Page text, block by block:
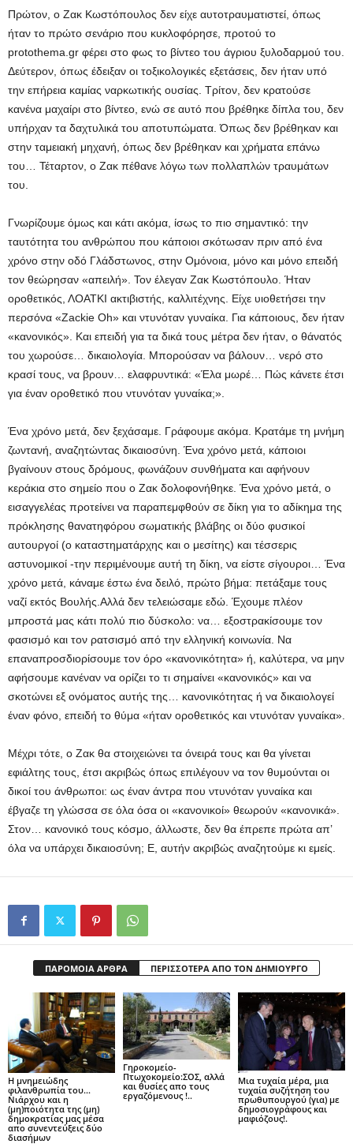
Πρώτον, ο Ζακ Κωστόπουλος δεν είχε αυτοτραυματιστεί, όπως
ήταν το πρώτο σενάριο που κυκλοφόρησε, προτού το
protothema.gr φέρει στο φως το βίντεο του άγριου ξυλοδαρμού του.
Δεύτερον, όπως έδειξαν οι τοξικολογικές εξετάσεις, δεν ήταν υπό
την επήρεια καμίας ναρκωτικής ουσίας. Τρίτον, δεν κρατούσε
κανένα μαχαίρι στο βίντεο, ενώ σε αυτό που βρέθηκε δίπλα του, δεν
υπήρχαν τα δαχτυλικά του αποτυπώματα. Όπως δεν βρέθηκαν και
στην ταμειακή μηχανή, όπως δεν βρέθηκαν και χρήματα επάνω
του… Τέταρτον, ο Ζακ πέθανε λόγω των πολλαπλών τραυμάτων
του.
Γνωρίζουμε όμως και κάτι ακόμα, ίσως το πιο σημαντικό: την
ταυτότητα του ανθρώπου που κάποιοι σκότωσαν πριν από ένα
χρόνο στην οδό Γλάδστωνος, στην Ομόνοια, μόνο και μόνο επειδή
τον θεώρησαν «απειλή». Τον έλεγαν Ζακ Κωστόπουλο. Ήταν
οροθετικός, ΛΟΑΤΚΙ ακτιβιστής, καλλιτέχνης. Είχε υιοθετήσει την
περσόνα «Zackie Oh» και ντυνόταν γυναίκα. Για κάποιους, δεν ήταν
«κανονικός». Και επειδή για τα δικά τους μέτρα δεν ήταν, ο θάνατός
του χωρούσε… δικαιολογία. Μπορούσαν να βάλουν… νερό στο
κρασί τους, να βρουν… ελαφρυντικά: «Έλα μωρέ… Πώς κάνετε έτσι
για έναν οροθετικό που ντυνόταν γυναίκα;».
Ένα χρόνο μετά, δεν ξεχάσαμε. Γράφουμε ακόμα. Κρατάμε τη μνήμη
ζωντανή, αναζητώντας δικαιοσύνη. Ένα χρόνο μετά, κάποιοι
βγαίνουν στους δρόμους, φωνάζουν συνθήματα και αφήνουν
κεράκια στο σημείο που ο Ζακ δολοφονήθηκε. Ένα χρόνο μετά, ο
εισαγγελέας προτείνει να παραπεμφθούν σε δίκη για το αδίκημα της
πρόκλησης θανατηφόρου σωματικής βλάβης οι δύο φυσικοί
αυτουργοί (ο καταστηματάρχης και ο μεσίτης) και τέσσερις
αστυνομικοί -την περιμένουμε αυτή τη δίκη, να είστε σίγουροι… Ένα
χρόνο μετά, κάναμε έστω ένα δειλό, πρώτο βήμα: πετάξαμε τους
ναζί εκτός Βουλής.Αλλά δεν τελειώσαμε εδώ. Έχουμε πλέον
μπροστά μας κάτι πολύ πιο δύσκολο: να… εξοστρακίσουμε τον
φασισμό και τον ρατσισμό από την ελληνική κοινωνία. Να
επαναπροσδιορίσουμε τον όρο «κανονικότητα» ή, καλύτερα, να μην
αφήσουμε κανέναν να ορίζει το τι σημαίνει «κανονικός» και να
σκοτώνει εξ ονόματος αυτής της… κανονικότητας ή να δικαιολογεί
έναν φόνο, επειδή το θύμα «ήταν οροθετικός και ντυνόταν γυναίκα».
Μέχρι τότε, ο Ζακ θα στοιχειώνει τα όνειρά τους και θα γίνεται
εφιάλτης τους, έτσι ακριβώς όπως επιλέγουν να τον θυμούνται οι
δικοί του άνθρωποι: ως έναν άντρα που ντυνόταν γυναίκα και
έβγαζε τη γλώσσα σε όλα όσα οι «κανονικοί» θεωρούν «κανονικά».
Στον… κανονικό τους κόσμο, άλλωστε, δεν θα έπρεπε πρώτα απ’
όλα να υπάρχει δικαιοσύνη; Ε, αυτήν ακριβώς αναζητούμε κι εμείς.
ΠΑΡΟΜΟΙΑ ΑΡΘΡΑ ΠΕΡΙΣΣΟΤΕΡΑ ΑΠΟ ΤΟΝ ΔΗΜΙΟΥΡΓΟ
Η μνημειώδης
φιλανθρωπία του…
Νιάρχου και η
(μη)ποιότητα της (μη)
δημοκρατίας μας μέσα
απο συνεντεύξεις δύο
διασήμων
Γηροκομείο-
Πτωχοκομείο:ΣΟΣ, αλλά
και θυσίες απο τους
εργαζόμενους !..
Μια τυχαία μέρα, μια
τυχαία συζήτηση του
πρωθυπουργού (για) με
δημοσιογράφους και
μαφιόζους!.